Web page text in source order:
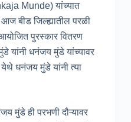
Munde) यांच्यात
बीड जिल्ह्यातील परळी
पुरस्कार वितरण
यांनी धनंजय मुंडे यांच्यावर
येथे धनंजय मुंडे यांनी त्या
मुंडे ही परभणी दौऱ्यावर